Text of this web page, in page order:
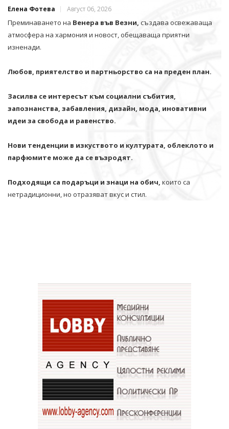
Елена Фотева Август 06, 2026
Преминаването на Венера във Везни, създава освежаваща
атмосфера на хармония и новост, обещаваща приятни
изненади.
Любов, приятелство и партньорство са на преден план.
Засилва се интересът към социални събития,
запознанства, забавления, дизайн, мода, иновативни
идеи за свобода и равенство.
Нови тенденции в изкуството и културата, облеклото и
парфюмите може да се възродят.
Подходящи са подаръци и знаци на обич, които са
нетрадиционни, но отразяват вкус и стил.